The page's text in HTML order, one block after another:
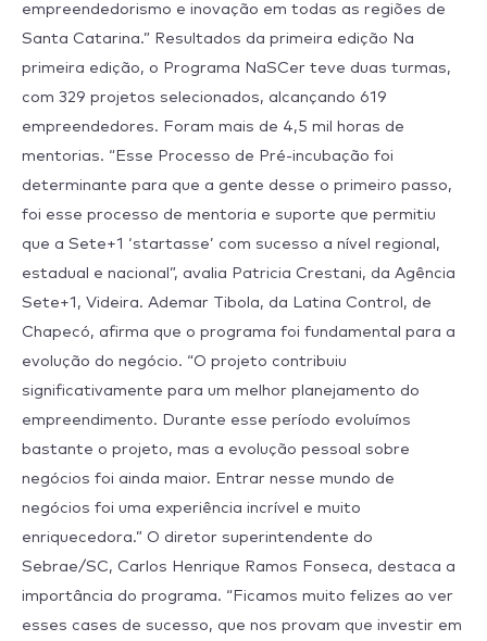
empreendedorismo e inovação em todas as regiões de
Santa Catarina.” Resultados da primeira edição Na
primeira edição, o Programa NaSCer teve duas turmas,
com 329 projetos selecionados, alcançando 619
empreendedores. Foram mais de 4,5 mil horas de
mentorias. “Esse Processo de Pré-incubação foi
determinante para que a gente desse o primeiro passo,
foi esse processo de mentoria e suporte que permitiu
que a Sete+1 ‘startasse’ com sucesso a nível regional,
estadual e nacional”, avalia Patricia Crestani, da Agência
Sete+1, Videira. Ademar Tibola, da Latina Control, de
Chapecó, afirma que o programa foi fundamental para a
evolução do negócio. “O projeto contribuiu
significativamente para um melhor planejamento do
empreendimento. Durante esse período evoluímos
bastante o projeto, mas a evolução pessoal sobre
negócios foi ainda maior. Entrar nesse mundo de
negócios foi uma experiência incrível e muito
enriquecedora.” O diretor superintendente do
Sebrae/SC, Carlos Henrique Ramos Fonseca, destaca a
importância do programa. “Ficamos muito felizes ao ver
esses cases de sucesso, que nos provam que investir em